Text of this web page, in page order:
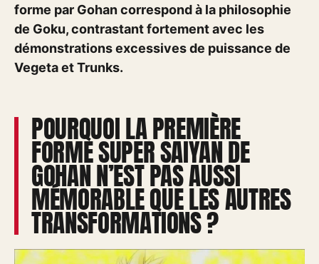
forme par Gohan correspond à la philosophie
de Goku, contrastant fortement avec les
démonstrations excessives de puissance de
Vegeta et Trunks.
POURQUOI LA PREMIÈRE
FORME SUPER SAIYAN DE
GOHAN N’EST PAS AUSSI
MÉMORABLE QUE LES AUTRES
TRANSFORMATIONS ?